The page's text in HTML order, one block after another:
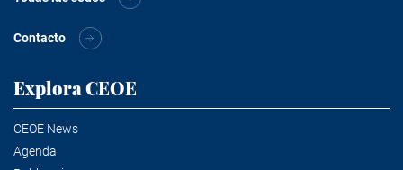
Contacto
Explora CEOE
CEOE News
Agenda